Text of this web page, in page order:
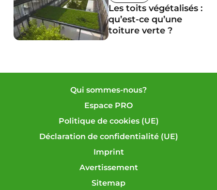
Les toits végétalisés :
qu’est-ce qu’une
toiture verte ?
Qui sommes-nous?
Espace PRO
Politique de cookies (UE)
Déclaration de confidentialité (UE)
Imprint
Avertissement
Sitemap